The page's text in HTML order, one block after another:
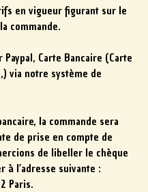
en vigueur figurant sur le
commande.
Carte Bancaire (Carte
via notre système de
la commande sera
de prise en compte de
de libeller le chèque
à l’adresse suivante :
Paris.